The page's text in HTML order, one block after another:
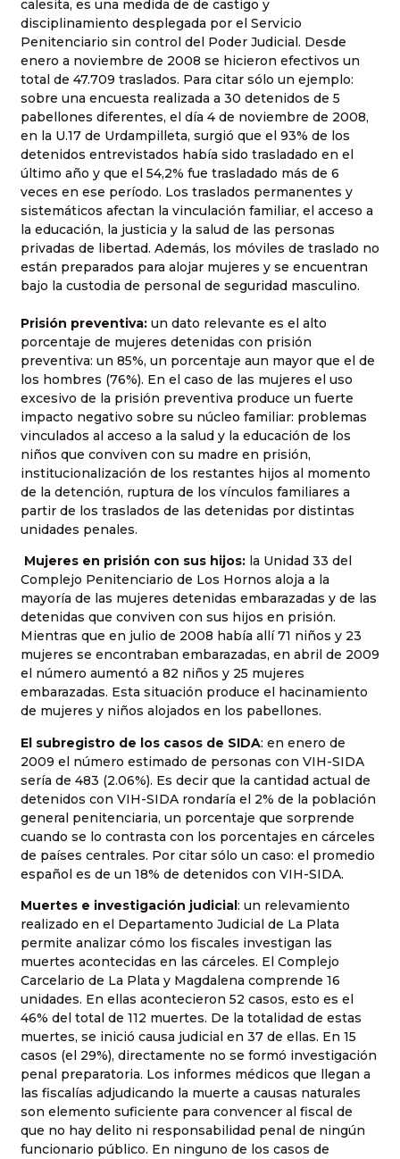
calesita, es una medida de de castigo y
disciplinamiento desplegada por el Servicio
Penitenciario sin control del Poder Judicial. Desde
enero a noviembre de 2008 se hicieron efectivos un
total de 47.709 traslados. Para citar sólo un ejemplo:
sobre una encuesta realizada a 30 detenidos de 5
pabellones diferentes, el día 4 de noviembre de 2008,
en la U.17 de Urdampilleta, surgió que el 93% de los
detenidos entrevistados había sido trasladado en el
último año y que el 54,2% fue trasladado más de 6
veces en ese período. Los traslados permanentes y
sistemáticos afectan la vinculación familiar, el acceso a
la educación, la justicia y la salud de las personas
privadas de libertad. Además, los móviles de traslado no
están preparados para alojar mujeres y se encuentran
bajo la custodia de personal de seguridad masculino.
Prisión preventiva: un dato relevante es el alto
porcentaje de mujeres detenidas con prisión
preventiva: un 85%, un porcentaje aun mayor que el de
los hombres (76%). En el caso de las mujeres el uso
excesivo de la prisión preventiva produce un fuerte
impacto negativo sobre su núcleo familiar: problemas
vinculados al acceso a la salud y la educación de los
niños que conviven con su madre en prisión,
institucionalización de los restantes hijos al momento
de la detención, ruptura de los vínculos familiares a
partir de los traslados de las detenidas por distintas
unidades penales.
Mujeres en prisión con sus hijos: la Unidad 33 del
Complejo Penitenciario de Los Hornos aloja a la
mayoría de las mujeres detenidas embarazadas y de las
detenidas que conviven con sus hijos en prisión.
Mientras que en julio de 2008 había allí 71 niños y 23
mujeres se encontraban embarazadas, en abril de 2009
el número aumentó a 82 niños y 25 mujeres
embarazadas. Esta situación produce el hacinamiento
de mujeres y niños alojados en los pabellones.
El subregistro de los casos de SIDA: en enero de
2009 el número estimado de personas con VIH-SIDA
sería de 483 (2.06%). Es decir que la cantidad actual de
detenidos con VIH-SIDA rondaría el 2% de la población
general penitenciaria, un porcentaje que sorprende
cuando se lo contrasta con los porcentajes en cárceles
de países centrales. Por citar sólo un caso: el promedio
español es de un 18% de detenidos con VIH-SIDA.
Muertes e investigación judicial: un relevamiento
realizado en el Departamento Judicial de La Plata
permite analizar cómo los fiscales investigan las
muertes acontecidas en las cárceles. El Complejo
Carcelario de La Plata y Magdalena comprende 16
unidades. En ellas acontecieron 52 casos, esto es el
46% del total de 112 muertes. De la totalidad de estas
muertes, se inició causa judicial en 37 de ellas. En 15
casos (el 29%), directamente no se formó investigación
penal preparatoria. Los informes médicos que llegan a
las fiscalías adjudicando la muerte a causas naturales
son elemento suficiente para convencer al fiscal de
que no hay delito ni responsabilidad penal de ningún
funcionario público. En ninguno de los casos de